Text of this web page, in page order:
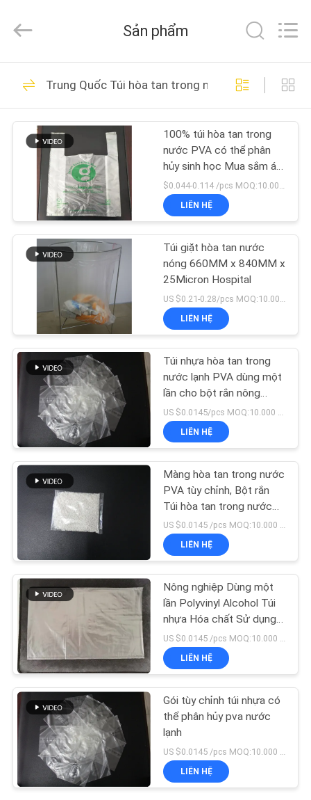
NHÀ
SẢN
PHẨM
CHÚNG
TÔI
CHUYẾN
NHÀ
MÁY
KIỂM
SOÁT
CHẤT
LƯỢNG
TIN
TỨC
YÊU
CẦU
ĐẶT
GIÁ
SƠ
ĐỒ
TRANG
WEB
Greencradleland
Macromolecule
Ltd..
Reserved.
Phim hòa tan trong
nước PVA
38
Phim phát hành hòa
tan trong nước
73
Phim hòa tan trong
nước cho thêu
15
Túi hòa tan trong
nước PVA
34
Túi giặt hòa tan
trong nước
72
Sản phẩm
Trung Quốc Túi hòa tan trong nước PVA
100% túi hòa tan trong
nước PVA có thể phân
hủy sinh học Mua sắm áo
phông Logo in tùy chỉnh $0.044-0.114 /pcs MOQ:10.000 chiếc
LIÊN HỆ
Túi giặt hòa tan nước
nóng 660MM x 840MM x
25Micron Hospital
LIÊN HỆ
Túi nhựa hòa tan trong
nước lạnh PVA dùng một
lần cho bột rắn nông
nghiệp
LIÊN HỆ
Màng hòa tan trong nước
PVA tùy chỉnh, Bột rắn
Túi hòa tan trong nước
dùng một lần
US $0.0145 /pcs MOQ:10.000 chiếc
LIÊN HỆ
Nông nghiệp Dùng một
lần Polyvinyl Alcohol Túi
nhựa Hóa chất Sử dụng
Bột rắn
US $0.0145 /pcs MOQ:10.000 chiếc
LIÊN HỆ
Gói tùy chỉnh túi nhựa có
thể phân hủy pva nước
lạnh
LIÊN HỆ